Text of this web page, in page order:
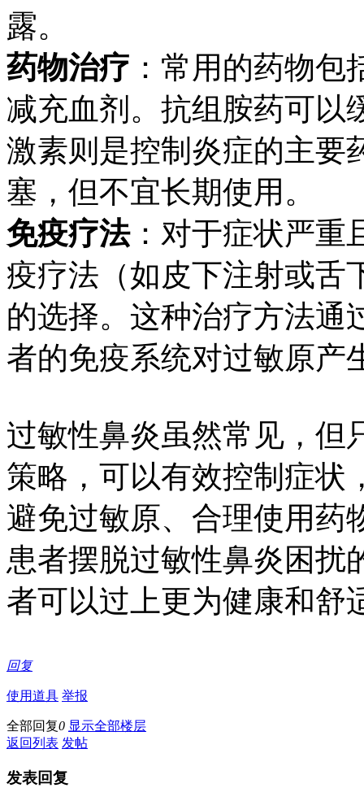
露。
药物治疗 ：常用的药物
减充血剂。抗组胺药可以
激素则是控制炎症的主要
塞，但不宜长期使用。
免疫疗法：对于症状严重
疫疗法（如皮下注射或舌
的选择。这种治疗方法通
者的免疫系统对过敏原产
过敏性鼻炎虽然常见，但
策略，可以有效控制症状
避免过敏原、合理使用药
患者摆脱过敏性鼻炎困扰
者可以过上更为健康和舒
回复
使用道具 举报
全部回复0 显示全部楼层
返回列表 发帖
发表回复